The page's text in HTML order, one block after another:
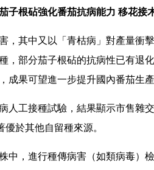
子根砧強化番茄抗病能力 移花接
其中又以「青枯病」對產量衝
部分茄子根砧的抗病性已有退
果可望進一步提升國內番茄生產
工接種試驗，結果顯示市售雜
於其他自留種來源。
進行種傳病害（如類病毒）檢